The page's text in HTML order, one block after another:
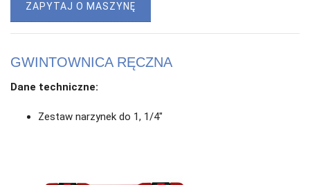
ZAPYTAJ O MASZYNĘ
GWINTOWNICA RĘCZNA
Dane techniczne:
Zestaw narzynek do 1, 1/4"